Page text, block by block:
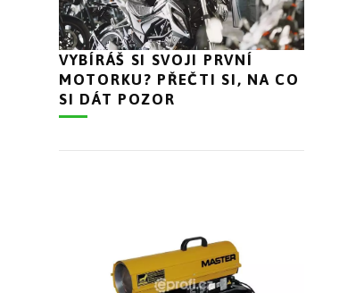
VYBÍRÁŠ SI SVOJI PRVNÍ
MOTORKU? PŘEČTI SI, NA CO
SI DÁT POZOR